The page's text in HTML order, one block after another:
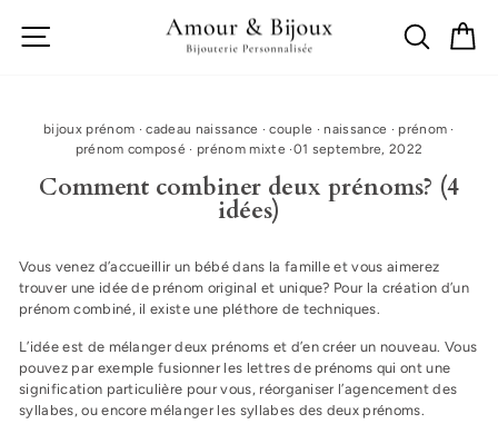
bijoux prénom ·cadeau naissance ·couple ·naissance · prénom ·
prénom composé · prénom mixte ·01 septembre, 2022
Comment combiner deux prénoms? (4
idées)
Vous venez d’accueillir un bébé dans la famille et vous aimerez
trouver une idée de prénom original et unique? Pour la création d’un
prénom combiné, il existe une pléthore de techniques.
L’idée est de mélanger deux prénoms et d’en créer un nouveau. Vous
pouvez par exemple fusionner les lettres de prénoms qui ont une
signification particulière pour vous, réorganiser l’agencement des
syllabes, ou encore mélanger les syllabes des deux prénoms.